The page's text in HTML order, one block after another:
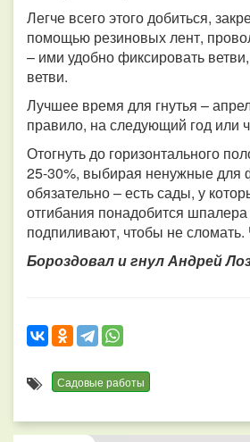
Легче всего этого добиться,
помощью резиновых лент,
– ими удобно фиксировать
ветви.
Лучшее время для гнутья –
правило, на следующий год или
Отогнуть до горизонтального
25-30%, выбирая ненужные для
обязательно – есть сады, у
отгибания понадобится
подпиливают, чтобы не
Бороздовал и гнул Андрей
Садовые работы